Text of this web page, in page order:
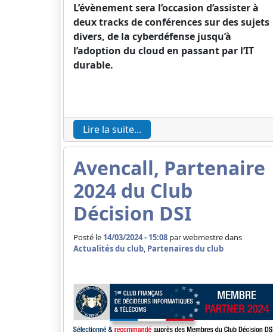
L’évènement sera l’occasion d’assister à
deux tracks de conférences sur des sujets
divers, de la cyberdéfense jusqu’à
l’adoption du cloud en passant par l’IT
durable.
Lire la suite...
Avencall, Partenaire
2024 du Club
Décision DSI
Posté le 14/03/2024 - 15:08 parwebmestre dans
Actualités du club, Partenaires du club